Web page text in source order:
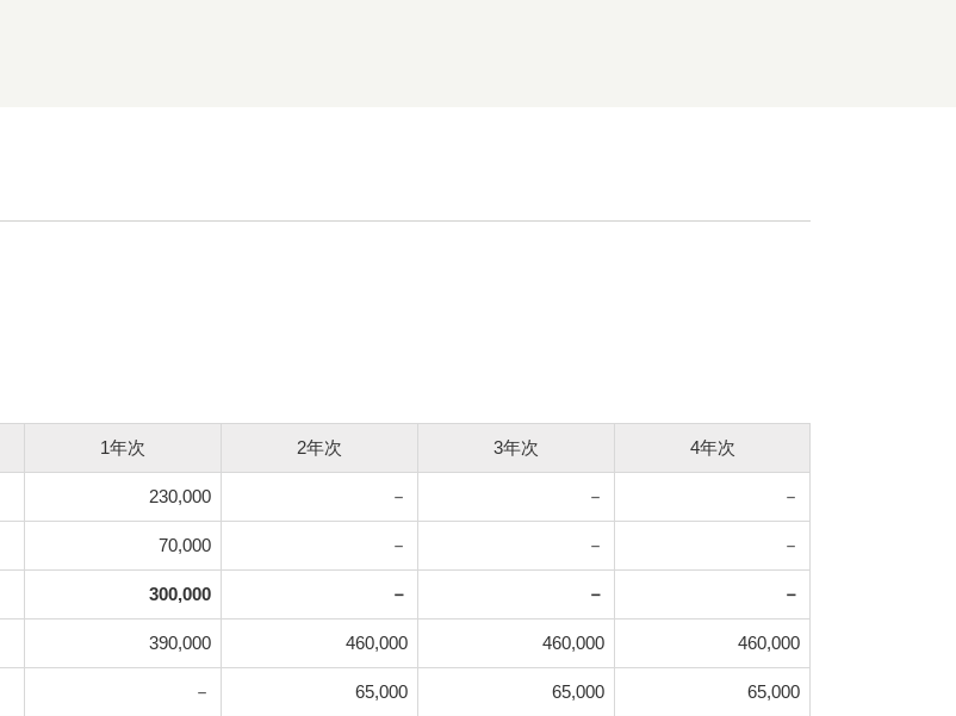
1年次 2年次 3年次 4年次
230,000 － － －
70,000 － － －
300,000 － － －
390,000 460,000 460,000 460,000
－ 65,000 65,000 65,000